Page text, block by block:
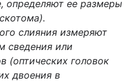
определяют ее размеры
слияния измеряют
сведения или
(оптических головок
двоения в